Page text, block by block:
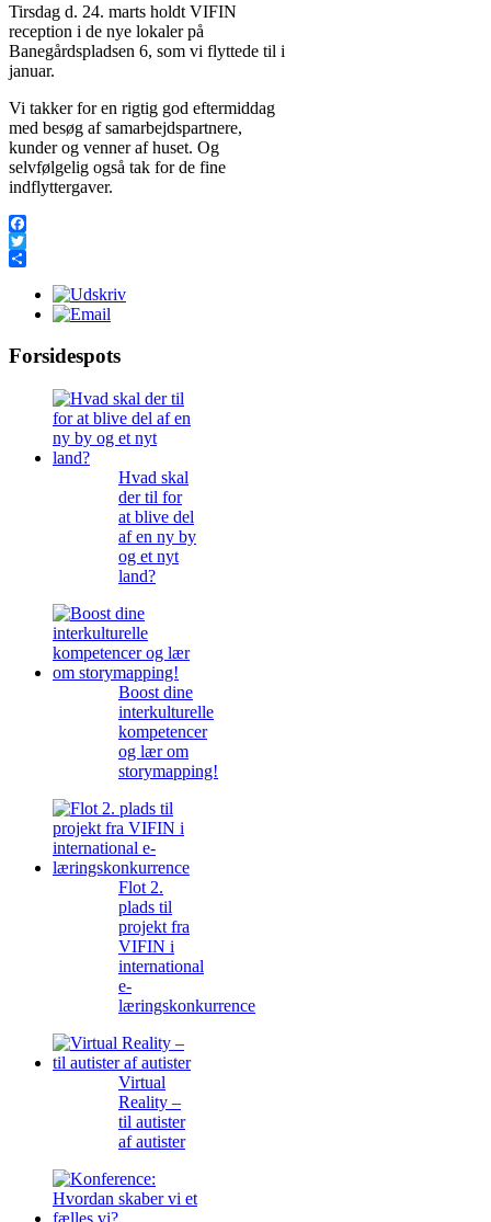
Tirsdag d. 24. marts holdt VIFIN
reception i de nye lokaler på
Banegårdspladsen 6, som vi flyttede til i
januar.
Vi takker for en rigtig god eftermiddag
med besøg af samarbejdspartnere,
kunder og venner af huset. Og
selvfølgelig også tak for de fine
indflyttergaver.
Facebook
Twitter
Forsidespots
Hvad skal
der til for
at blive del
af en ny by
og et nyt
land?
Boost dine
interkulturelle
kompetencer
og lær om
storymapping!
Flot 2.
plads til
projekt fra
VIFIN i
international
e-
læringskonkurrence
Virtual
Reality –
til autister
af autister